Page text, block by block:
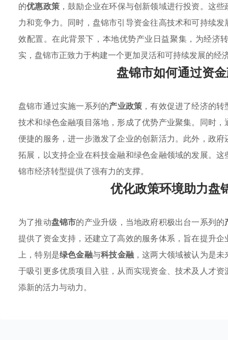
的优惠政策 ，鼓励企业在环保与创新领域进行投资。这
力和竞争力。同时，盘锦市引导资金往高技术和可持续
效配置。在此背景下，本地优势产业日益聚集，为经济
实，盘锦市正致力于构建一个更加灵活和可持续发展的经
盘锦市如何通过资
盘锦市通过实施一系列的产业政策 ，有效促进了经济的
技术和绿色金融项目落地，形成了优势产业聚集。同时
便捷的服务，进一步激发了企业的创新活力。此外，政
拓展，以支持企业在科技金融和绿色金融领域的发展。
锦市经济转型提供了强有力的支撑。
优化政策环境助力盘
为了推动盘锦市的产业升级，当地政府积极出台一系列的
提供了资金支持，还建立了高效的服务体系，旨在提升
上，特别是绿色金融与科技金融，这两大领域被认为是
于吸引更多优质项目入驻，从而实现资金、技术及人才
添新的活力与动力。